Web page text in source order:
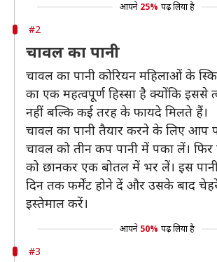
आपने 25% पढ़ लिया है
#2
चावल का पानी
चावल का पानी कोरियन महिलाओं के
का एक महत्वपूर्ण हिस्सा है क्योंकि इससे
नहीं बल्कि कई तरह के फायदे मिलते हैं।
चावल का पानी तैयार करने के लिए
चावल को तीन कप पानी में पका लें।
को छानकर एक बोतल में भर लें। इस
दिन तक फर्मेंट होने दें और उसके बाद
इस्तेमाल करें।
आपने 50% पढ़ लिया है
#3